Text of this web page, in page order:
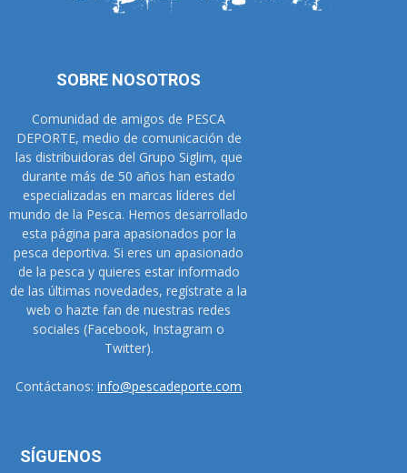
SOBRE NOSOTROS
Comunidad de amigos de PESCA
DEPORTE, medio de comunicación de
las distribuidoras del Grupo Siglim, que
durante más de 50 años han estado
especializadas en marcas líderes del
mundo de la Pesca. Hemos desarrollado
esta página para apasionados por la
pesca deportiva. Si eres un apasionado
de la pesca y quieres estar informado
de las últimas novedades, regístrate a la
web o hazte fan de nuestras redes
sociales (Facebook, Instagram o
Twitter).
Contáctanos:info@pescadeporte.com
SÍGUENOS